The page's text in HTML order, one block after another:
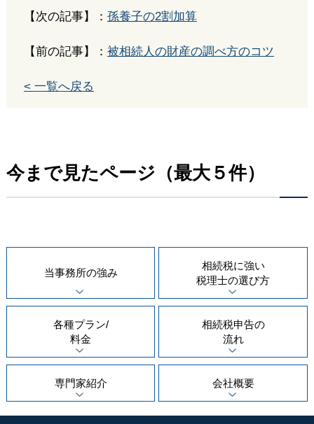
【次の記事】： 孫養子の2割加算
【前の記事】： 被相続人の財産の調べ方のコツ
< 一覧へ戻る
今まで見たページ（最大５件）
当事務所の強み
相続税に強い
税理士の選び方
各種プラン/
料金
相続税申告の
流れ
専門家紹介 会社概要